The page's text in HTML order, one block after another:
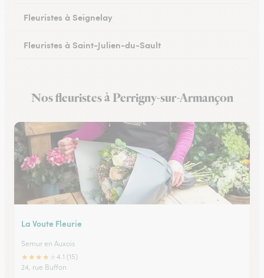
Fleuristes à Seignelay
Fleuristes à Saint-Julien-du-Sault
Fleuristes à Monéteau
Nos fleuristes à Perrigny-sur-Armançon
La Voute Fleurie
Semur en Auxois
★★★★
4.1 (15)
24, rue Buffon